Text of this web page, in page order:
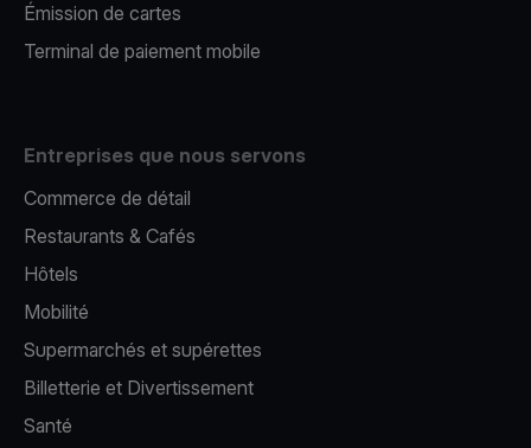
Émission de cartes
Terminal de paiement mobile
Entreprises que nous servons
Commerce de détail
Restaurants & Cafés
Hôtels
Mobilité
Supermarchés et supérettes
Billetterie et Divertissement
Santé